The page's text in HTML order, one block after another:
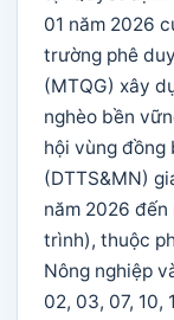
01 năm 2026
trường phê
(MTQG) xây
nghèo bền
hội vùng đồng
(DTTS&MN)
năm 2026
trình), thuộc
Nông nghiệp
02, 03, 07, 10,